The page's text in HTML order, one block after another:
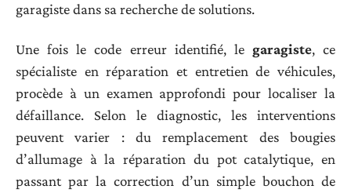
garagiste dans sa recherche de solutions.
Une fois le code erreur identifié, le garagiste, ce
spécialiste en réparation et entretien de véhicules,
procède à un examen approfondi pour localiser la
défaillance. Selon le diagnostic, les interventions
peuvent varier : du remplacement des bougies
d’allumage à la réparation du pot catalytique, en
passant par la correction d’un simple bouchon de